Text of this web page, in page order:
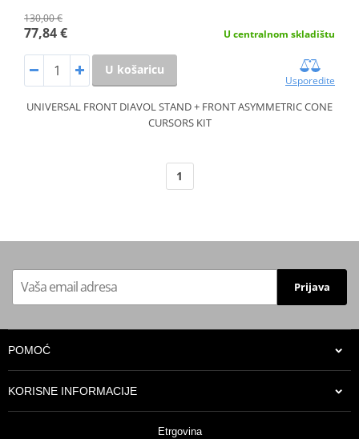
130,00 €
77,84 € U centralnom skladištu
U košaricu
Usporedite
UNIVERSAL FRONT DIAVOL STAND + FRONT ASYMMETRIC CONE
CURSORS KIT
1
Prijava
POMOĆ
KORISNE INFORMACIJE
Etrgovina